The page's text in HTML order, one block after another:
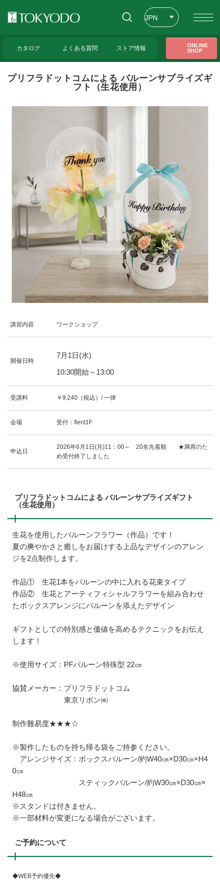
JPN
カタログ よくある質問 ストア情報
ONLINE
SHOP
プリフラドットコムによる バルーンサプ
ライズギフト（生花使用）
プリフラドットコムによる バルーンサプライズギ
フト（生花使用）
講習内容 ワークショップ
開催日時
7月 1日(水)
10:30開始～13:00
受講料 ￥9,240（税込）/ 一律
会場 受付：flent1F
申込日
2026年6月1日(月)11：00～ 20名先着順 ★満席のた
め受付終了しました
プリフラドットコムによる バルーンサプライズギフト
（生花使用）
生花を使用したバルーンフラワー（作品）です！
夏の爽やかさと癒しをお届けする上品なデザインのアレン
ジを2点制作します。
作品① 生花1本をバルーンの中に入れる花束タイプ
作品② 生花とアーティフィシャルフラワーを組み合わせ
たボックスアレンジにバルーンを添えたデザイン
ギフトとしての特別感と価値を高めるテクニックをお伝え
します！
※使用サイズ：PFバルーン特殊型 22㎝
協賛メーカー：プリフラドットコム
東京リボン㈱
制作難易度★★★☆
※製作したものを持ち帰る袋をご持参ください。
アレンジサイズ：ボックスバルーン/約W40㎝×D30㎝×H4
0㎝
スティックバルーン/約W30㎝×D30㎝×
H48㎝
※スタンドは付きません。
※一部材料が変更になる場合がございます。
ご予約について
◆WEB予約優先◆